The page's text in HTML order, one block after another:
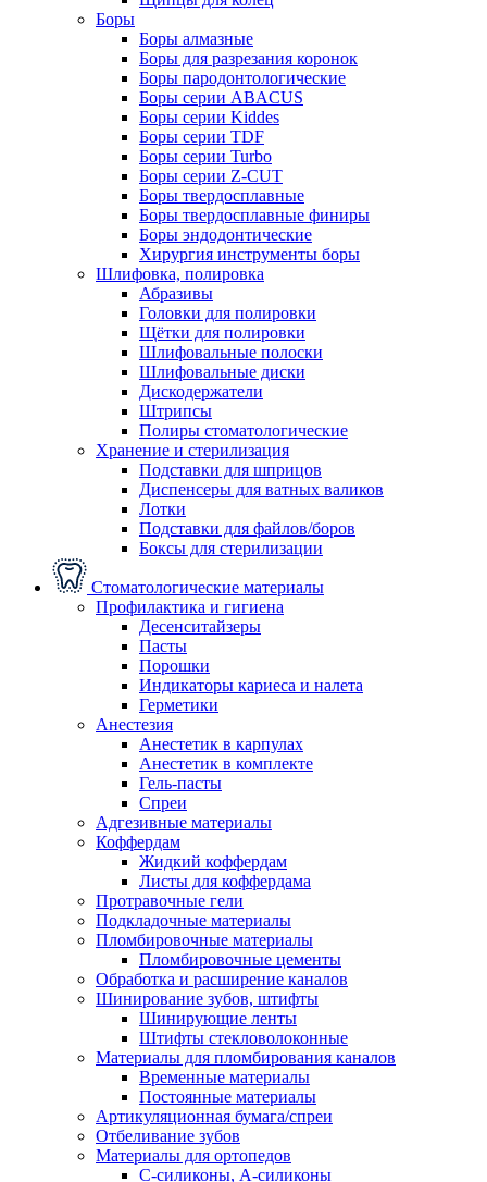
Боры
Боры алмазные
Боры для разрезания коронок
Боры пародонтологические
Боры серии ABACUS
Боры серии Kiddes
Боры серии TDF
Боры серии Turbo
Боры серии Z-CUT
Боры твердосплавные
Боры твердосплавные финиры
Боры эндодонтические
Хирургия инструменты боры
Шлифовка, полировка
Абразивы
Головки для полировки
Щётки для полировки
Шлифовальные полоски
Шлифовальные диски
Дискодержатели
Штрипсы
Полиры стоматологические
Хранение и стерилизация
Подставки для шприцов
Диспенсеры для ватных валиков
Лотки
Подставки для файлов/боров
Боксы для стерилизации
Стоматологические материалы
Профилактика и гигиена
Десенситайзеры
Пасты
Порошки
Индикаторы кариеса и налета
Герметики
Анестезия
Анестетик в карпулах
Анестетик в комплекте
Гель-пасты
Спреи
Адгезивные материалы
Коффердам
Жидкий коффердам
Листы для коффердама
Протравочные гели
Подкладочные материалы
Пломбировочные материалы
Пломбировочные цементы
Обработка и расширение каналов
Шинирование зубов, штифты
Шинирующие ленты
Штифты стекловолоконные
Материалы для пломбирования каналов
Временные материалы
Постоянные материалы
Артикуляционная бумага/спреи
Отбеливание зубов
Материалы для ортопедов
C-силиконы, А-силиконы